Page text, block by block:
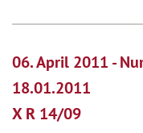
06. April 2011 -
18.01.2011
X R 14/09